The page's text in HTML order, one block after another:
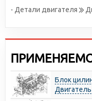
- Детали двигателя
Блок
Двигатель